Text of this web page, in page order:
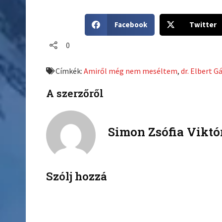
h
o
f
b
Facebook
h
o
t
t
Twitter
0
Címkék:Amiről még nem meséltem,dr. Elbert
A szerzőről
Simon Zsófia
Szólj hozzá